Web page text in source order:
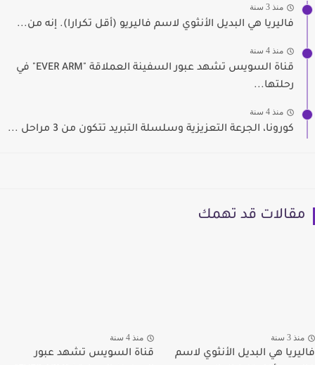
منذ 3 سنة
فاليريا هي البديل الأنثوي لاسم فاليريو (أقل تكرارا). إنه من...
منذ 4 سنة
قناة السويس تشهد عبور السفينة العملاقة "EVER ARM" في
رحلتها...
منذ 4 سنة
كورونا، الجرعة التعزيزية وسلسلة التبريد تتكون من 3 مراحل ...
مقالات قد تهمك
منذ 3 سنة
فاليريا هي البديل الأنثوي لاسم
منذ 4 سنة
قناة السويس تشهد عبور